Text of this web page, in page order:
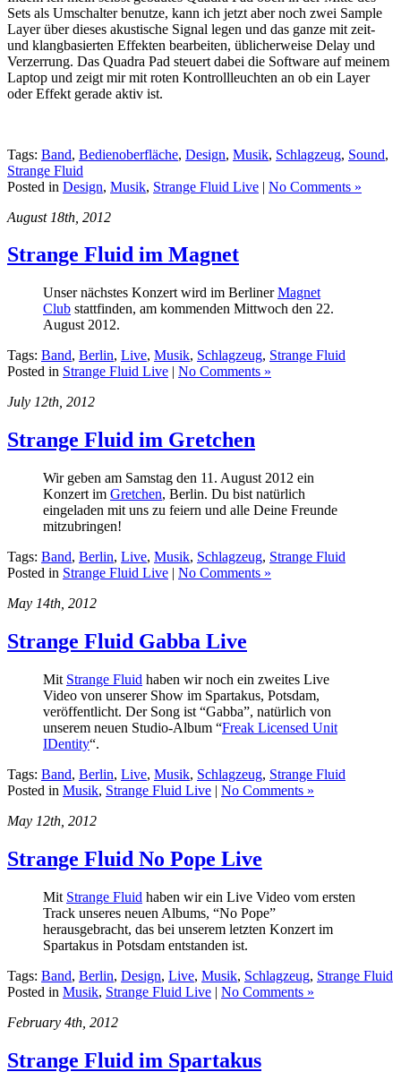
Sets als Umschalter benutze, kann ich jetzt aber noch zwei Sample
Layer über dieses akustische Signal legen und das ganze mit zeit-
und klangbasierten Effekten bearbeiten, üblicherweise Delay und
Verzerrung. Das Quadra Pad steuert dabei die Software auf meinem
Laptop und zeigt mir mit roten Kontrollleuchten an ob ein Layer
oder Effekt gerade aktiv ist.
Tags: Band, Bedienoberfläche, Design, Musik, Schlagzeug, Sound,
Strange Fluid
Posted in Design, Musik, Strange Fluid Live | No Comments »
August 18th, 2012
Strange Fluid im Magnet
Unser nächstes Konzert wird im BerlinerMagnet
Club stattfinden, am kommenden Mittwoch den 22.
August 2012.
Tags: Band, Berlin, Live, Musik, Schlagzeug, Strange Fluid
Posted in Strange Fluid Live | No Comments »
July 12th, 2012
Strange Fluid im Gretchen
Wir geben am Samstag den 11. August 2012 ein
Konzert im Gretchen, Berlin. Du bist natürlich
eingeladen mit uns zu feiern und alle Deine Freunde
mitzubringen!
Tags: Band, Berlin, Live, Musik, Schlagzeug, Strange Fluid
Posted in Strange Fluid Live | No Comments »
May 14th, 2012
Strange Fluid Gabba Live
Mit Strange Fluid haben wir noch ein zweites Live
Video von unserer Show im Spartakus, Potsdam,
veröffentlicht. Der Song ist “Gabba”, natürlich von
unserem neuen Studio-Album “Freak Licensed Unit
IDentity“.
Tags: Band, Berlin, Live, Musik, Schlagzeug, Strange Fluid
Posted in Musik, Strange Fluid Live | No Comments »
May 12th, 2012
Strange Fluid No Pope Live
Mit Strange Fluid haben wir ein Live Video vom ersten
Track unseres neuen Albums, “No Pope”
herausgebracht, das bei unserem letzten Konzert im
Spartakus in Potsdam entstanden ist.
Tags: Band, Berlin, Design, Live, Musik, Schlagzeug, Strange Fluid
Posted in Musik, Strange Fluid Live | No Comments »
February 4th, 2012
Strange Fluid im Spartakus